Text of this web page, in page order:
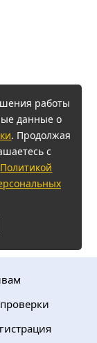
работы
данные о
. Продолжая
с
Политикой